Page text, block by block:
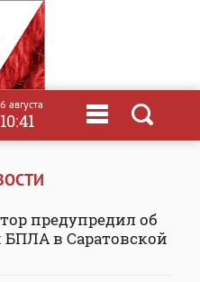
6 августа
10:41
предупредил об
БПЛА в Саратовской